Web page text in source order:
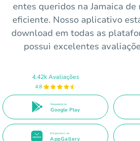
entes queridos na Jamaica
eficiente. Nosso aplicativo
download em todas as
possui excelentes
4.42k Avaliações
4.8
Disponível no
Google Play
Disponível na
AppGallery